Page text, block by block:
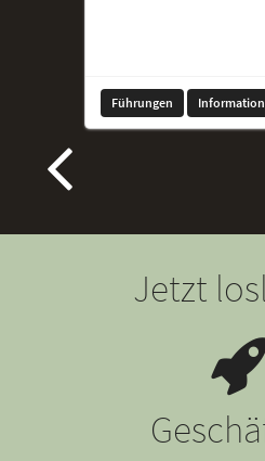
Führungen
Jetzt